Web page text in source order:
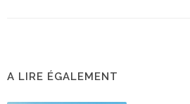
A LIRE ÉGALEMENT